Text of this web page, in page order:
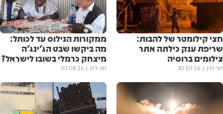
חצי קילומטר של להבות:
שריפת ענק כילתה אתר
צילומים ברוסיה
חני לוין 30.07.26
ממקורות הנילוס עד לכותל:
מה ביקשו שבט הג'ינג'ה
מיצחק כרמלי בשובו לישראל?
חני לוין 07.08.26